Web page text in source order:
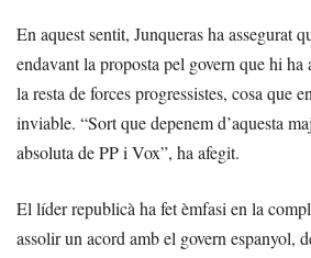
En aquest sentit, Junqueras ha assegurat
endavant la proposta pel govern que hi
la resta de forces progressistes, cosa que
inviable. “Sort que depenem d’aquesta
absoluta de PP i Vox”, ha afegit.
El líder republicà ha fet èmfasi en la
assolir un acord amb el govern espanyol,